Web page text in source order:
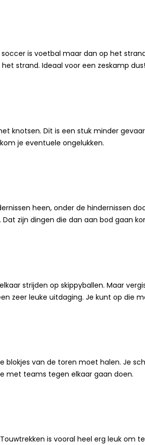
is voetbal maar dan op het
strand. Ideaal voor een zeskamp dus!
knotsen. Dit is een stuk minder
je eventuele ongelukken.
heen, onder de hindernissen
zijn dingen die dan aan bod gaan
strijden op skippyballen. Maar
zeer leuke uitdaging. Je kunt op die
blokjes van de toren moet halen. Je
met teams tegen elkaar gaan doen.
is vooral heel erg leuk